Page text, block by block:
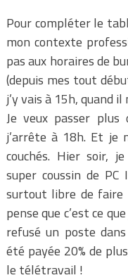
Pour compléter le
mon contexte
pas aux horaires de
(depuis mes tout
j’y vais à 15h, quand
Je veux passer
j’arrête à 18h. Et je
couchés. Hier soir,
super coussin de PC
surtout libre de faire
pense que c’est ce
refusé un poste
été payée 20% de
le télétravail !